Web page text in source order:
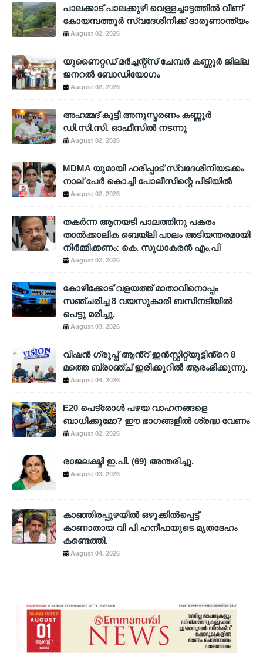
പാലക്കാട് പാലക്കുഴി വെള്ളച്ചാട്ടത്തില്‍ വീണ്
കോയമ്പത്തൂര്‍ സ്വദേശിനിക്ക് ദാരുണാന്ത്യം
August 02, 2026
യുണൈറ്റഡ് മർച്ചന്റ്സ് ചേമ്പർ കണ്ണൂർ ജില്ല
ജനറൽ ബോഡിയോഗം
August 02, 2026
അഹമ്മദ് കുട്ടി അനുസ്മരണം കണ്ണൂർ
ഡി.സി.സി. ഓഫീസിൽ നടന്നു
August 02, 2026
MDMA യുമായി ഹരിപ്പാട് സ്വദേശിനിയടക്കം
നാല് പേർ കൊച്ചി പോലീസിന്റെ പിടിയിൽ
August 02, 2026
തകർന്ന ആനയടി പാലത്തിനു പകരം
താൽക്കാലിക ബെയ്‌ലി പാലം അടിയന്തരമായി
നിർമ്മിക്കണം: കെ. സുധാകരൻ എം.പി
August 02, 2026
കോഴിക്കോട് വളയത്ത് മാതാവിനൊപ്പം
സഞ്ചരിച്ച 8 വയസുകാരി ബസിനടിയിൽ
പെട്ടു മരിച്ചു.
August 03, 2026
വിഷൻ ഗ്രൂപ്പ് ആൻ്റ് ഇൻസ്റ്റിറ്റ്യൂട്ടിൻ്റെ 8
മത്തെ ബ്രാഞ്ച് ഇരിക്കൂറിൽ ആരംഭിക്കുന്നു.
August 04, 2026
E20 പെട്രോൾ പഴയ വാഹനങ്ങളെ
ബാധിക്കുമോ? ഈ ഭാഗങ്ങളിൽ ശ്രദ്ധ വേണം
August 02, 2026
രാജലക്ഷ്മി ഇ.പി. (69) അന്തരിച്ചു.
August 03, 2026
കാഞ്ഞിരപ്പുഴയിൽ ഒഴുക്കിൽപ്പെട്ട്
കാണാതായ വി പി ഹനീഫയുടെ മൃതദേഹം
കണ്ടെത്തി.
August 04, 2026